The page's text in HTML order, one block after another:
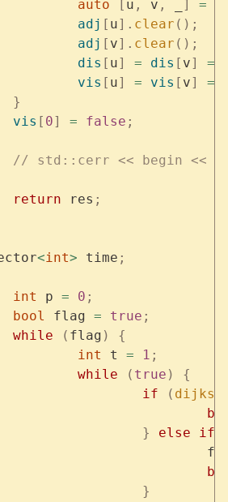
			auto
[ u , v , ] =
			adj
[ u]. clear ();
			adj
[ v]. clear ();
			dis
[ u] = dis [ v] =
			vis
[ u] = vis [ v] =
		}
		vis
[ 0] = false ;
// std::cerr << begin <<
		return
res ;
<int> time ;
		int
p = 0 ;
		bool
flag = true ;
		while
( flag )
{
			int
t = 1 ;
			while
( true )
{
				if
(
				}
else if
				}